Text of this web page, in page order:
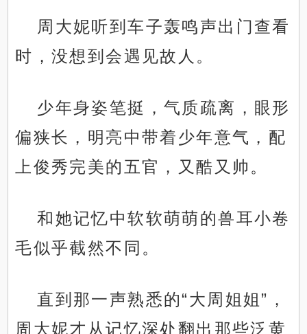
周大妮听到车子轰鸣声出门查看
时，没想到会遇见故人。
少年身姿笔挺，气质疏离，眼形
偏狭长，明亮中带着少年意气，配
上俊秀完美的五官，又酷又帅。
和她记忆中软软萌萌的兽耳小卷
毛似乎截然不同。
直到那一声熟悉的“大周姐姐”，
周大妮才从记忆深处翻出那些泛黄